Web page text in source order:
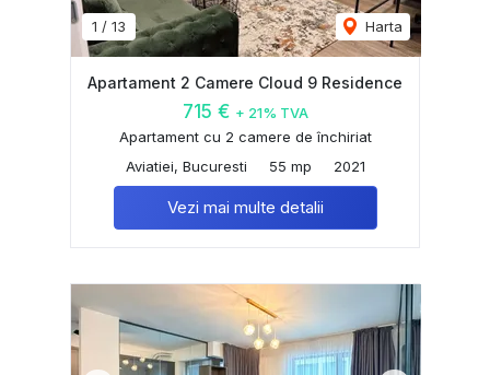
1 / 13 Harta
Apartament 2 Camere Cloud 9 Residence
715 € + 21% TVA
Apartament cu 2 camere de închiriat
Aviatiei, Bucuresti
55 mp 2021
Vezi mai multe detalii